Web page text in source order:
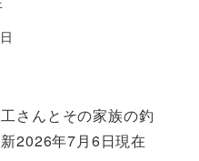
さんとその家族の釣
2026年7月6日現在